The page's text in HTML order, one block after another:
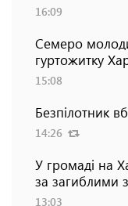
16:09
Семеро
гуртожитку
15:08
Безпілотник
14:26
У громаді на
за загиблими
13:03